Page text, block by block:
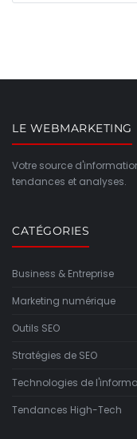
LE WEBMARKETING
Votre source
tendances et analyses.
CATÉGORIES
Business & Entreprise
Marketing numérique
Outils SEO
Stratégies de SEO
Technologies de
Tendances High-Tech